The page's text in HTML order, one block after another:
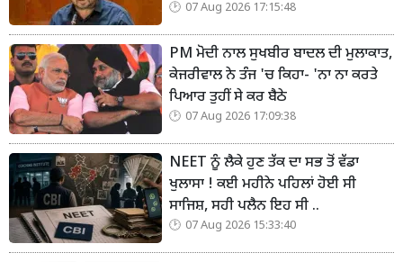
07 Aug 2026 17:15:48
PM ਮੋਦੀ ਨਾਲ ਸੁਖਬੀਰ ਬਾਦਲ ਦੀ ਮੁਲਾਕਾਤ,
ਕੇਜਰੀਵਾਲ ਨੇ ਤੰਜ 'ਚ ਕਿਹਾ- 'ਨਾ ਨਾ ਕਰਤੇ
ਪਿਆਰ ਤੁਹੀਂ ਸੇ ਕਰ ਬੈਠੇ
07 Aug 2026 17:09:38
NEET ਨੂੰ ਲੈਕੇ ਹੁਣ ਤੱਕ ਦਾ ਸਭ ਤੋਂ ਵੱਡਾ
ਖੁਲਾਸਾ ! ਕਈ ਮਹੀਨੇ ਪਹਿਲਾਂ ਹੋਈ ਸੀ
ਸਾਜਿਸ਼, ਸਹੀ ਪਲੈਨ ਇਹ ਸੀ ..
07 Aug 2026 15:33:40